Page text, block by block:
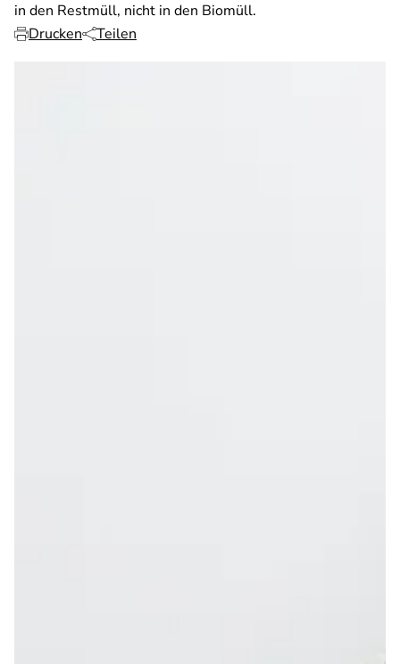
in den Restmüll, nicht in den Biomüll.
Drucken
Teilen